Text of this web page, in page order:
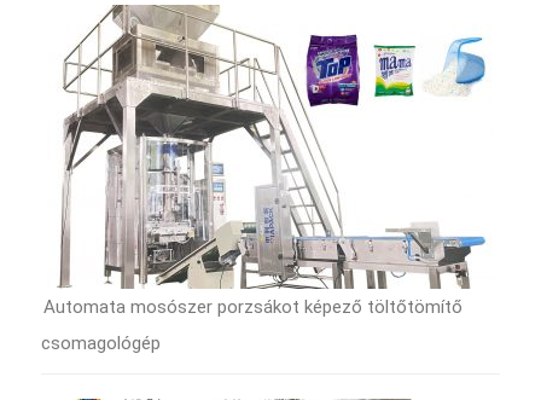
Automata mosószer porzsákot képező töltőtömítő
csomagológép